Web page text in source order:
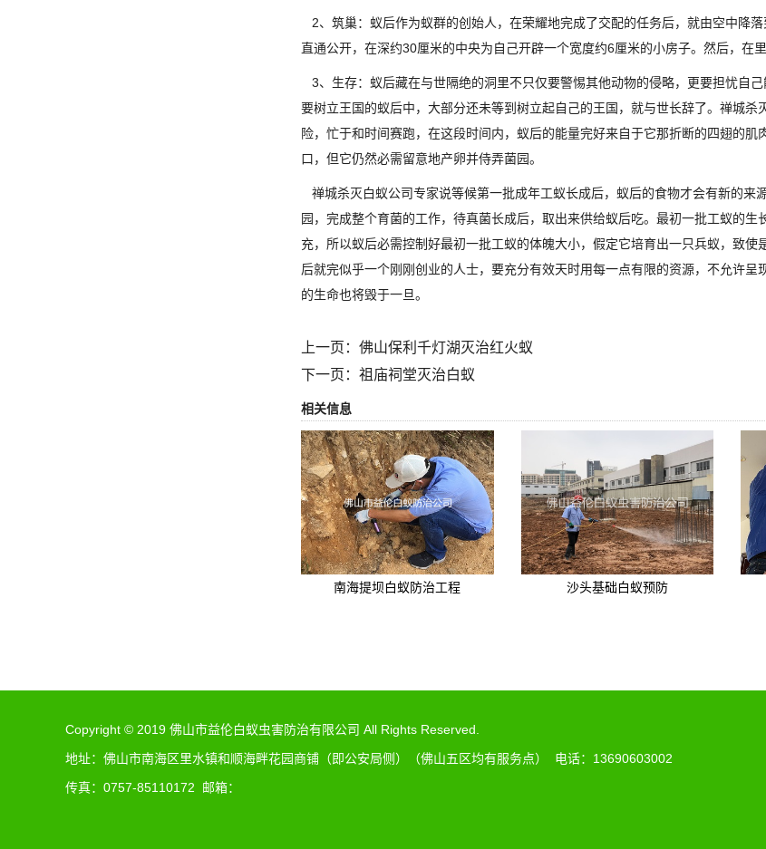
2、筑巢：蚁后作为蚁群的创始人，在荣耀地完成了交配的任务后，就由空中降
直通公开，在深约30厘米的中央为自己开辟一个宽度约6厘米的小房子。然后，在里
3、生存：蚁后藏在与世隔绝的洞里不只仅要警惕其他动物的侵略，更要担忧自
要树立王国的蚁后中，大部分还未等到树立起自己的王国，就与世长辞了。禅城
险，忙于和时间赛跑，在这段时间内，蚁后的能量完好来自于它那折断的四翅的
口，但它仍然必需留意地产卵并侍弄菌园。
禅城杀灭白蚁公司专家说等候第一批成年工蚁长成后，蚁后的食物才会有新的
园，完成整个育菌的工作，待真菌长成后，取出来供给蚁后吃。最初一批工蚁的
充，所以蚁后必需控制好最初一批工蚁的体魄大小，假定它培育出一只兵蚁，致使
后就完似乎一个刚刚创业的人士，要充分有效天时用每一点有限的资源，不允许
的生命也将毁于一旦。
上一页： 佛山保利千灯湖灭治红火蚁
下一页： 祖庙祠堂灭治白蚁
相关信息
南海提坝白蚁防治工程 沙头基础白蚁预防
Copyright © 2019 佛山市益伦白蚁虫害防治有限公司 All Rights Reserved.
地址：佛山市南海区里水镇和顺海畔花园商铺（即公安局侧）（佛山五区均有服务点） 电话：13690603002
传真：0757-85110172 邮箱：